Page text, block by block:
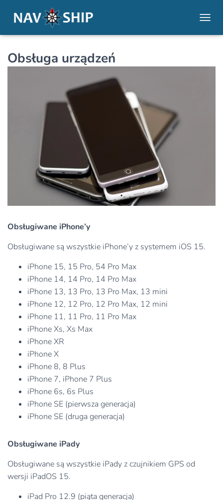
Obsługa urządzeń
Obsługiwane iPhone’y
Obsługiwane są wszystkie iPhone’y z systemem iOS 15.
iPhone 15, 15 Pro, 54 Pro Max
iPhone 14, 14 Pro, 14 Pro Max
iPhone 13, 13 Pro, 13 Pro Max, 13 mini
iPhone 12, 12 Pro, 12 Pro Max, 12 mini
iPhone 11, 11 Pro, 11 Pro Max
iPhone Xs, Xs Max
iPhone XR
iPhone X
iPhone 8, 8 Plus
iPhone 7, iPhone 7 Plus
iPhone 6s, 6s Plus
iPhone SE (pierwsza generacja)
iPhone SE (druga generacja)
Obsługiwane iPady
Obsługiwane są wszystkie iPady z czujnikiem GPS od
wersji iPadOS 15.
iPad Pro 12.9 (piąta generacja)